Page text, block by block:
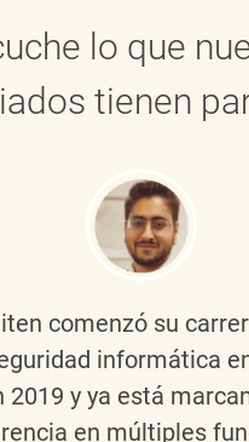
lo que
tienen
comenzó su
informática
2019 y ya está
en múltiples